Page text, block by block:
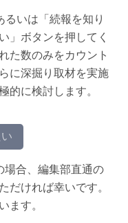
いは「続報を知り
」ボタンを押してく
た数のみをカウント
に深掘り取材を実施
的に検討します。
合、編集部直通の
ければ幸いです。
す。